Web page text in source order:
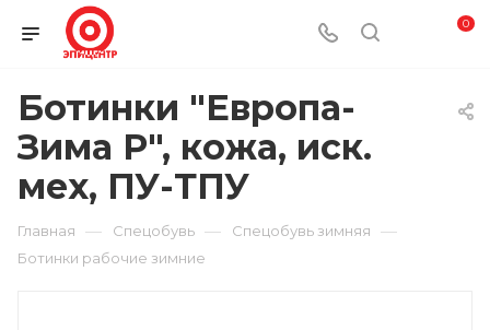
0
Ботинки "Европа-
Зима Р", кожа, иск.
мех, ПУ-ТПУ
Главная — Спецобувь — Спецобувь зимняя —
Ботинки рабочие зимние